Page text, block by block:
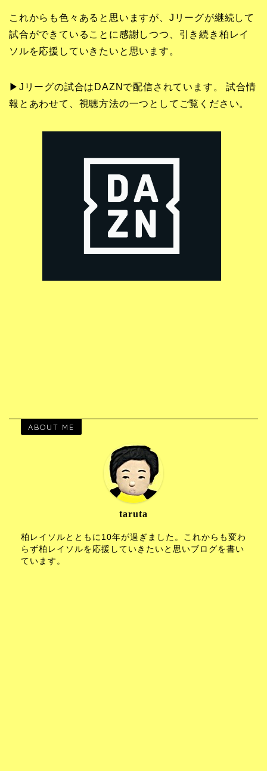
これからも色々あると思いますが、Jリーグが継続して
試合ができていることに感謝しつつ、引き続き柏レイ
ソルを応援していきたいと思います。
▶Jリーグの試合はDAZNで配信されています。 試合情
報とあわせて、視聴方法の一つとしてご覧ください。
ABOUT ME
taruta
柏レイソルとともに10年が過ぎました。これからも変わ
らず柏レイソルを応援していきたいと思いブログを書い
ています。